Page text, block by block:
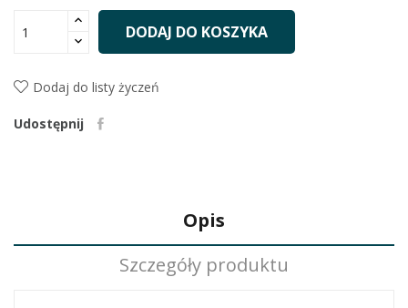
DODAJ DO KOSZYKA
Dodaj do listy życzeń
Udostępnij
Opis
Szczegóły produktu